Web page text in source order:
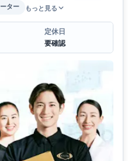
ター もっと見る
定休日
要確認